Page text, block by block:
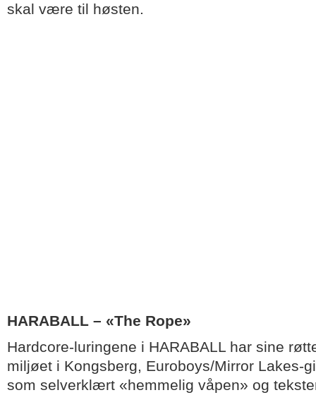
skal være til høsten.
HARABALL – «The Rope»
Hardcore-luringene i HARABALL har sine
miljøet i Kongsberg, Euroboys/Mirror Lakes-
som selverklært «hemmelig våpen» og